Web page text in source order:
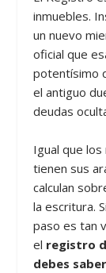
inmuebles.
un nuevo
oficial que
potentísimo
el antiguo
deudas
Igual que
tienen sus
calculan
la escritura.
paso es tan
el registro
debes